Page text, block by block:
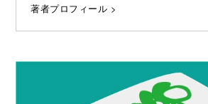
著者プロフィール >